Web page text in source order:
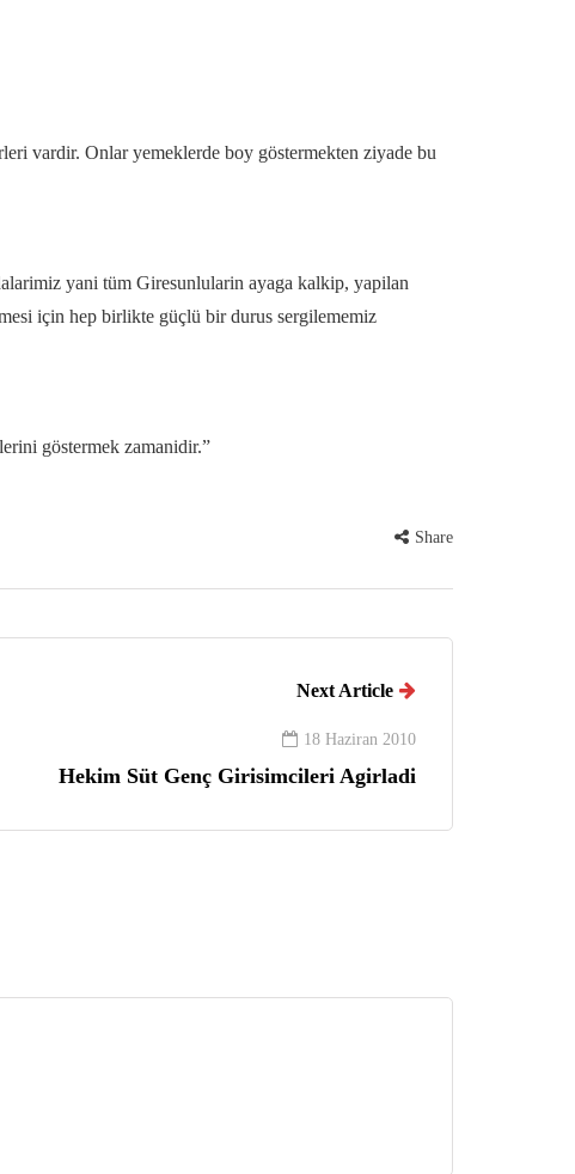
vardir. Onlar yemeklerde boy göstermekten ziyade bu
yani tüm Giresunlularin ayaga kalkip, yapilan
için hep birlikte güçlü bir durus sergilememiz
göstermek zamanidir.”
Share
Next Article
18 Haziran 2010
Hekim Süt Genç Girisimcileri Agirladi